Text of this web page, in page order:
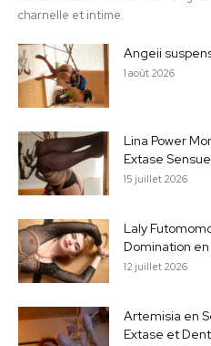
charnelle et intime.
Angeii
1 août 2026
Lina Power
Extase
15 juillet 2026
Laly
Domination
12 juillet 2026
Artemisia en
Extase et